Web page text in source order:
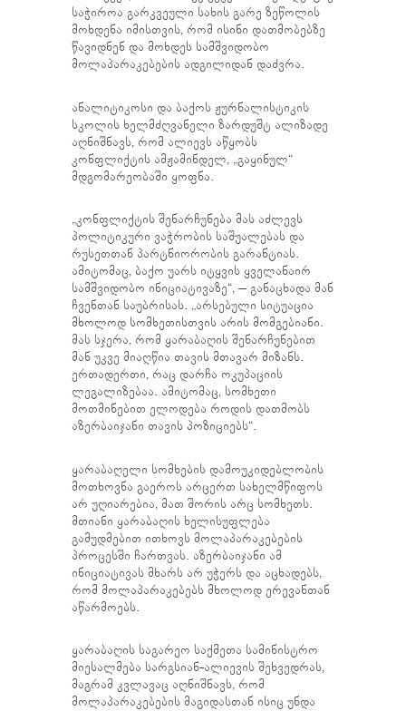
საჭიროა გარკვეული სახის გარე ზეწოლის
მოხდენა იმისთვის, რომ ისინი დათმობებზე
წავიდნენ და მოხდეს სამშვიდობო
მოლაპარაკებების ადგილიდან დაძვრა.
ანალიტიკოსი და ბაქოს ჟურნალისტიკის
სკოლის ხელმძღვანელი ზარდუშტ ალიზადე
აღნიშნავს, რომ ალიევს აწყობს
კონფლიქტის ამჟამინდელ, „გაყინულ“
მდგომარეობაში ყოფნა.
„კონფლიქტის შენარჩუნება მას აძლევს
პოლიტიკური ვაჭრობის საშუალებას და
რუსეთთან პარტნიორობის გარანტიას.
ამიტომაც, ბაქო უარს იტყვის ყველანაირ
სამშვიდობო ინიციატივაზე“, – განაცხადა მან
ჩვენთან საუბრისას. „არსებული სიტუაცია
მხოლოდ სომხეთისთვის არის მომგებიანი.
მას სჯერა, რომ ყარაბაღის შენარჩუნებით
მან უკვე მიაღწია თავის მთავარ მიზანს.
ერთადერთი, რაც დარჩა ოკუპაციის
ლეგალიზებაა. ამიტომაც, სომხეთი
მოთმინებით ელოდება როდის დათმობს
აზერბაიჯანი თავის პოზიციებს“.
ყარაბაღელი სომხების დამოუკიდებლობის
მოთხოვნა გაეროს არცერთ სახელმწიფოს
არ უღიარებია, მათ შორის არც სომხეთს.
მთიანი ყარაბაღის ხელისუფლება
გამუდმებით ითხოვს მოლაპარაკებების
პროცესში ჩართვას. აზერბაიჯანი ამ
ინიციატივას მხარს არ უჭერს და აცხადებს,
რომ მოლაპარაკებებს მხოლოდ ერევანთან
აწარმოებს.
ყარაბაღის საგარეო საქმეთა სამინისტრო
მიესალმება სარგსიან-ალიევის შეხვედრას,
მაგრამ კვლავაც აღნიშნავს, რომ
მოლაპარაკებების მაგიდასთან ისიც უნდა